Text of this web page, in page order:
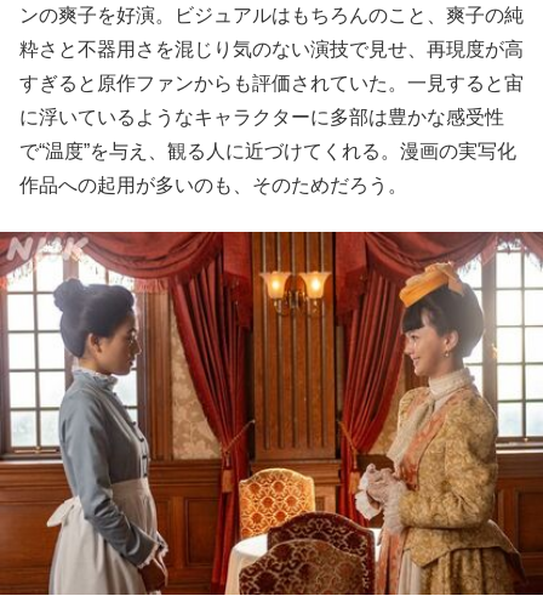
ンの爽子を好演。ビジュアルはもちろんのこと、爽子の純
粋さと不器用さを混じり気のない演技で見せ、再現度が高
すぎると原作ファンからも評価されていた。一見すると宙
に浮いているようなキャラクターに多部は豊かな感受性
で“温度”を与え、観る人に近づけてくれる。漫画の実写化
作品への起用が多いのも、そのためだろう。